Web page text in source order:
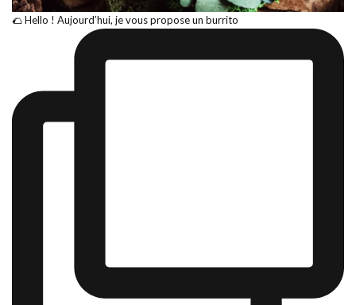
🌮 Hello ! Aujourd’hui, je vous propose un burrito